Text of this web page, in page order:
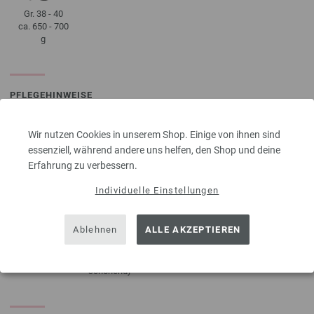
Wir nutzen Cookies in unserem Shop. Einige von ihnen sind
essenziell, während andere uns helfen, den Shop und deine
Erfahrung zu verbessern.
Individuelle Einstellungen
Ablehnen ALLE AKZEPTIEREN
Gr. 38 - 40
ca. 650 - 700
g
PFLEGEHINWEISE
Trocknen im
Wäschetrockner
Liegend
trocknen
Bleichen
Bügeln mit
Reinigen mit
Waschen
schonend)